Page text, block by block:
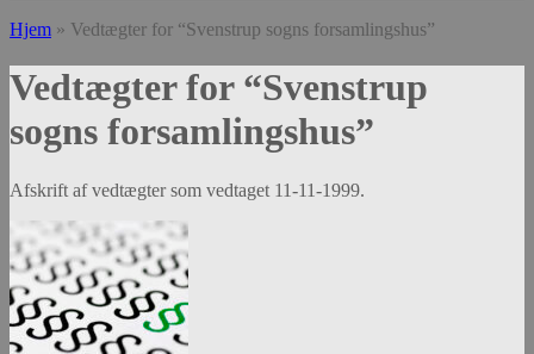
Hjem » Vedtægter for “Svenstrup sogns forsamlingshus”
Vedtægter for “Svenstrup
sogns forsamlingshus”
Afskrift af vedtægter som vedtaget 11-11-1999.